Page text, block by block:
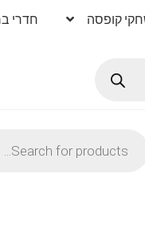
קופסה חדרי
search